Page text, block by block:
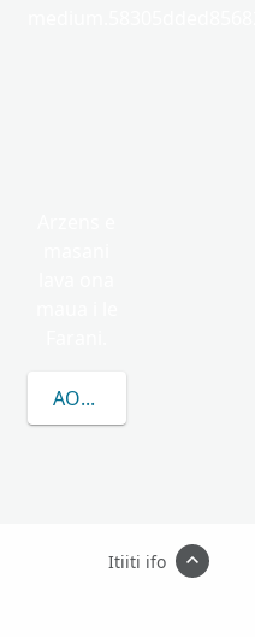
AOAO ATILI E UIGA I
Itiiti ifo